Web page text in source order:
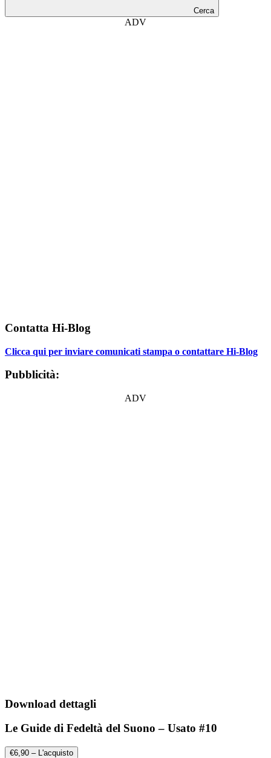
Cerca
ADV
Contatta Hi-Blog
Clicca qui per inviare comunicati stampa o contattare Hi-Blog
Pubblicità:
ADV
Download dettagli
Le Guide di Fedeltà del Suono – Usato #10
€6,90 – L'acquisto